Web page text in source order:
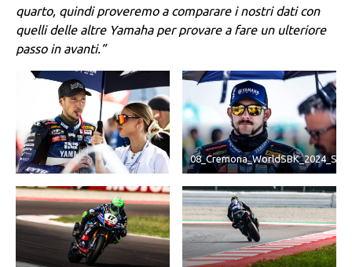
quarto, quindi proveremo a comparare i nostri dati con
quelli delle altre Yamaha per provare a fare un ulteriore
passo in avanti.”